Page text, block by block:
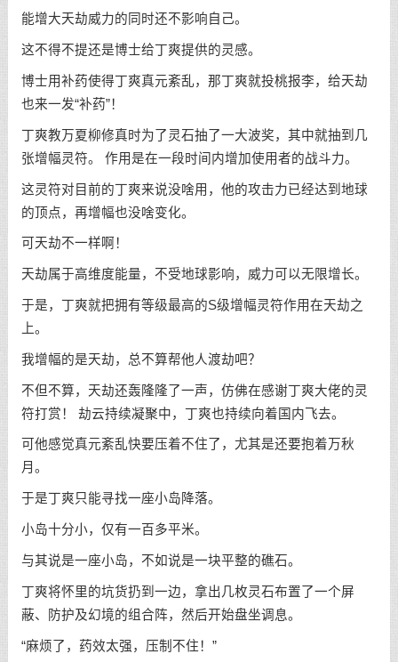
能增大天劫威力的同时还不影响自己。
这不得不提还是博士给丁爽提供的灵感。
博士用补药使得丁爽真元紊乱，那丁爽就投桃报李，给天劫
也来一发“补药”！
丁爽教万夏柳修真时为了灵石抽了一大波奖，其中就抽到几
张增幅灵符。 作用是在一段时间内增加使用者的战斗力。
这灵符对目前的丁爽来说没啥用，他的攻击力已经达到地球
的顶点，再增幅也没啥变化。
可天劫不一样啊！
天劫属于高维度能量，不受地球影响，威力可以无限增长。
于是，丁爽就把拥有等级最高的S级增幅灵符作用在天劫之
上。
我增幅的是天劫，总不算帮他人渡劫吧？
不但不算，天劫还轰隆隆了一声，仿佛在感谢丁爽大佬的灵
符打赏！ 劫云持续凝聚中，丁爽也持续向着国内飞去。
可他感觉真元紊乱快要压着不住了，尤其是还要抱着万秋
月。
于是丁爽只能寻找一座小岛降落。
小岛十分小，仅有一百多平米。
与其说是一座小岛，不如说是一块平整的礁石。
丁爽将怀里的坑货扔到一边，拿出几枚灵石布置了一个屏
蔽、防护及幻境的组合阵，然后开始盘坐调息。
“麻烦了，药效太强，压制不住！”